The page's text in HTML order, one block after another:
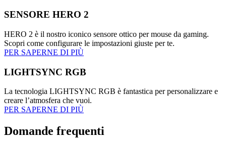
SENSORE HERO 2
HERO 2 è il nostro iconico sensore ottico per mouse da gaming.
Scopri come configurare le impostazioni giuste per te.
PER SAPERNE DI PIÙ
LIGHTSYNC RGB
La tecnologia LIGHTSYNC RGB è fantastica per personalizzare e
creare l’atmosfera che vuoi.
PER SAPERNE DI PIÙ
Domande frequenti